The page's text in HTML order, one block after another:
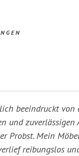
beeindruckt von
und zuverlässigen
Probst. Mein
reibungslos